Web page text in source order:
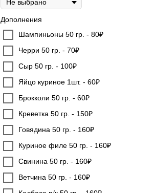
Дополнения
Шампиньоны 50 гр. - 80₽
Черри 50 гр. - 70₽
Сыр 50 гр. - 100₽
Яйцо куриное 1шт. - 60₽
Брокколи 50 гр. - 60₽
Креветка 50 гр. - 150₽
Говядина 50 гр. - 160₽
Куриное филе 50 гр. - 160₽
Свинина 50 гр. - 160₽
Ветчина 50 гр. - 160₽